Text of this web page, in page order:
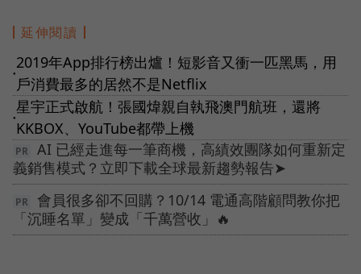
延伸閱讀
●
2019年App排行榜出爐！短影音又衝一匹黑馬，用
戶消費最多的居然不是Netflix
●
星宇正式啟航！張國煒親自執飛澳門航班，還將
KKBOX、YouTube都帶上機
AI 已經走進每一筆商機，高績效團隊如何重新定
義銷售模式？立即下載全球最新趨勢報告➤
會員很多卻不回購？10/14 電通高階顧問教你把
「沉睡名單」變成「千萬營收」🔥